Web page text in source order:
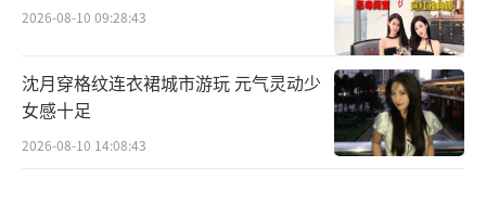
2026-08-10 09:28:43
沈月穿格纹连衣裙城市游玩 元气灵动少
女感十足
2026-08-10 14:08:43